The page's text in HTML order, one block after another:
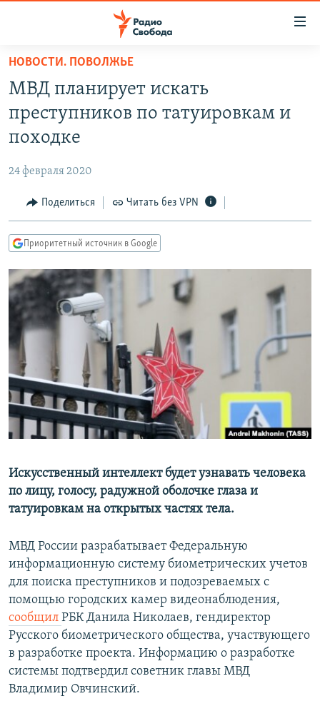
упрощенного
доступа
основному
Вернутся
Вернутся
поиску
ПОДКАСТЫ
АВТОРСКИЕ ПРОЕКТЫ
МНЕНИЯ
КУЛЬТУРА
КАВКАЗ.РЕАЛИИ
СЕВЕР.РЕАЛИИ
СИБИРЬ.РЕАЛИИ
РАСПИСАНИЕ ВЕЩАНИЯ
ПОДПИШИТЕСЬ НА РАССЫЛКУ
СОЦИАЛЬНЫЕ СЕТИ
Все сайты РСЕ/РС
НОВОСТИ. ПОВОЛЖЬЕ
МВД планирует искать
преступников по татуировкам и
походке
24 февраля 2020
Поделиться Читать без VPN
Приоритетный источник в Google
Искусственный интеллект будет узнавать человека
по лицу, голосу, радужной оболочке глаза и
татуировкам на открытых частях тела.
МВД России разрабатывает Федеральную
информационную систему биометрических учетов
для поиска преступников и подозреваемых с
помощью городских камер видеонаблюдения,
сообщил РБК Данила Николаев, гендиректор
Русского биометрического общества, участвующего
в разработке проекта. Информацию о разработке
системы подтвердил советник главы МВД
Владимир Овчинский.